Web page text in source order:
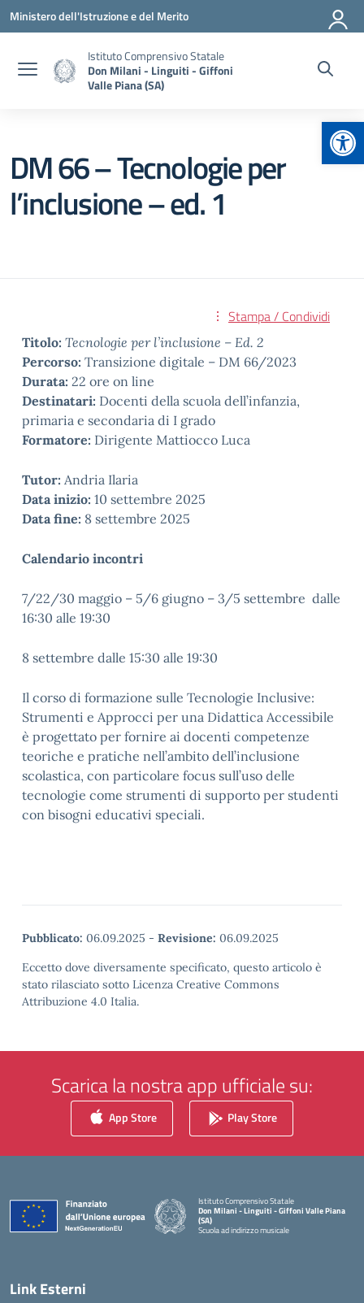
Vai ai contenuti
Vai al menu di navigazione
Vai al footer
Ministero dell'Istruzione e del Merito
Istituto Comprensivo Statale
Don Milani - Linguiti - Giffoni
Valle Piana (SA)
DM 66 – Tecnologie per
l’inclusione – ed. 1
Stampa / Condividi
Titolo: Tecnologie per l’inclusione – Ed. 2
Percorso: Transizione digitale – DM 66/2023
Durata: 22 ore on line
Destinatari: Docenti della scuola dell’infanzia,
primaria e secondaria di I grado
Formatore: Dirigente Mattiocco Luca
Tutor: Andria Ilaria
Data inizio: 10 settembre 2025
Data fine: 8 settembre 2025
Calendario incontri
7/22/30 maggio – 5/6 giugno – 3/5 settembre dalle
16:30 alle 19:30
8 settembre dalle 15:30 alle 19:30
Il corso di formazione sulle Tecnologie Inclusive:
Strumenti e Approcci per una Didattica Accessibile
è progettato per fornire ai docenti competenze
teoriche e pratiche nell’ambito dell’inclusione
scolastica, con particolare focus sull’uso delle
tecnologie come strumenti di supporto per studenti
con bisogni educativi speciali.
Pubblicato: 06.09.2025 - Revisione: 06.09.2025
Eccetto dove diversamente specificato, questo articolo è
stato rilasciato sotto Licenza Creative Commons
Attribuzione 4.0 Italia.
Scarica la nostra app ufficiale su:
App Store Play Store
Istituto Comprensivo Statale
Don Milani - Linguiti - Giffoni Valle Piana
(SA)
Scuola ad indirizzo musicale
Link Esterni